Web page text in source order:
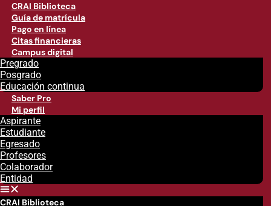
CRAI Biblioteca
Guía de matrícula
Pago en línea
Citas financieras
Campus digital
Pregrado
Posgrado
Educación continua
Saber Pro
Mi perfil
Aspirante
Estudiante
Egresado
Profesores
Colaborador
Entidad
CRAI Biblioteca